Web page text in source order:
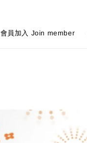
會員加入 Join member